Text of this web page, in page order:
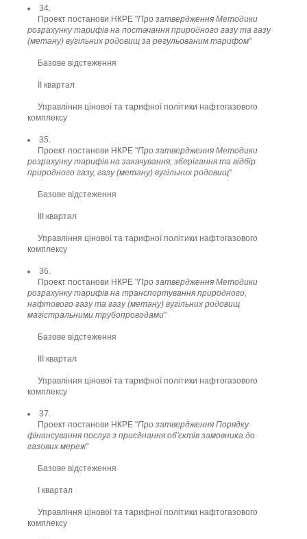
34.
Проект постанови НКРЕ "Про затвердження Методики
розрахунку тарифів на постачання природного газу та газу
(метану) вугільних родовищ за регульованим тарифом"
Базове відстеження
ІІ квартал
Управління цінової та тарифної політики нафтогазового
комплексу
35.
Проект постанови НКРЕ "Про затвердження Методики
розрахунку тарифів на закачування, зберігання та відбір
природного газу, газу (метану) вугільних родовищ"
Базове відстеження
ІІІ квартал
Управління цінової та тарифної політики нафтогазового
комплексу
36.
Проект постанови НКРЕ "Про затвердження Методики
розрахунку тарифів на транспортування природного,
нафтового газу та газу (метану) вугільних родовищ
магістральними трубопроводами"
Базове відстеження
ІІІ квартал
Управління цінової та тарифної політики нафтогазового
комплексу
37.
Проект постанови НКРЕ "Про затвердження Порядку
фінансування послуг з приєднання об'єктів замовника до
газових мереж"
Базове відстеження
І квартал
Управління цінової та тарифної політики нафтогазового
комплексу